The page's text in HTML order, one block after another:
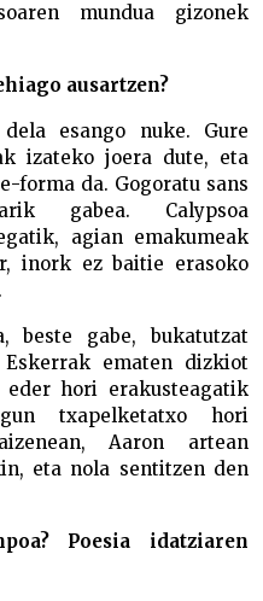
mundua gizonek
ausartzen?
esango nuke. Gure
izateko joera dute, eta
forma da. Gogoratu sans
gabea. Calypsoa
agian emakumeak
inork ez baitie erasoko
beste gabe, bukatutzat
ematen dizkiot
hori erakusteagatik
txapelketatxo hori
Aaron artean
eta nola sentitzen den
Poesia idatziaren